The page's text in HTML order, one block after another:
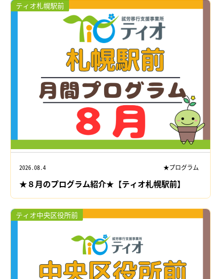
ティオ札幌駅前
2026.08.4 ★プログラム
★８月のプログラム紹介★【ティオ札幌駅前】
ティオ中央区役所前